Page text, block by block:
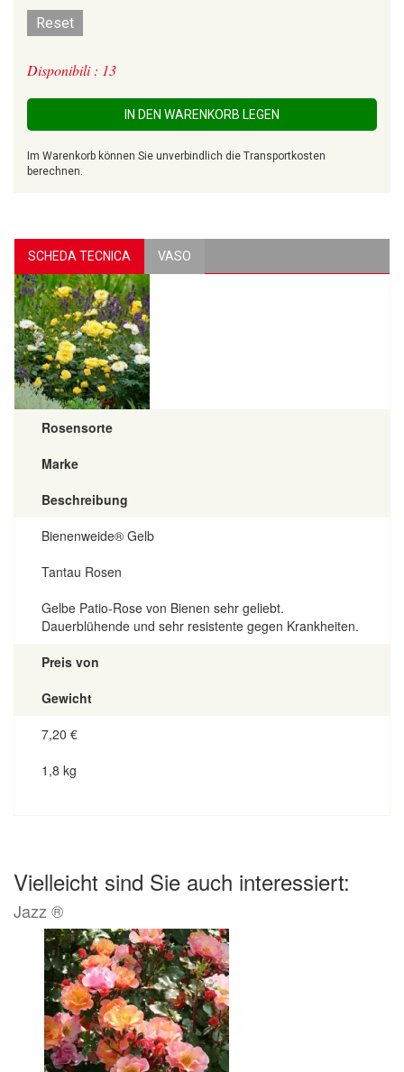
Reset
Disponibili : 13
IN DEN WARENKORB LEGEN
Im Warenkorb können Sie unverbindlich die Transportkosten
berechnen.
SCHEDA TECNICA VASO
Rosensorte
Marke
Beschreibung
Bienenweide® Gelb
Tantau Rosen
Gelbe Patio-Rose von Bienen sehr geliebt.
Dauerblühende und sehr resistente gegen Krankheiten.
Preis von
Gewicht
7,20 €
1,8 kg
Vielleicht sind Sie auch interessiert:
Jazz ®